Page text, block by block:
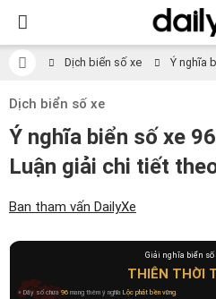
Dịch biển số xe Ý nghĩa
Dịch biển số xe
Ý nghĩa biển số xe
Luận giải chi tiết
Ban tham vấn DailyXe
Giải nghĩa biển số
THIÊN THỜI
» Dãy số chứa96 mang thêm ý nghĩa Lộc phát bền vững.